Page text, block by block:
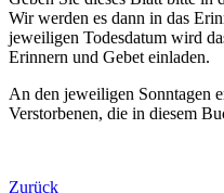
Wir werden es dann in das
jeweiligen Todesdatum wird
Erinnern und Gebet einladen.
An den jeweiligen Sonntagen
Verstorbenen, die in diesem
Zurück